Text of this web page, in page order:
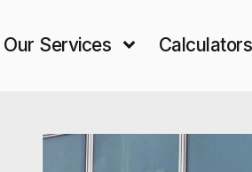
Our Services Calculators